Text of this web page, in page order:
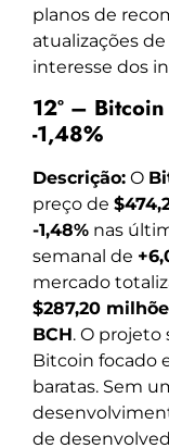
planos de
atualizações
interesse dos
12º –
-1,48%
Descrição: O
preço de
-1,48% nas
semanal de
mercado
$287,20
BCH. O
Bitcoin focado
baratas. Sem
de